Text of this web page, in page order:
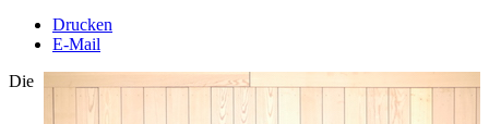
Drucken
E-Mail
Die